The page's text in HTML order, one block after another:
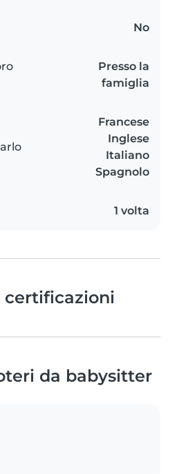
No
Presso la
famiglia
Francese
Inglese
Italiano
Spagnolo
1 volta
certificazioni
da babysitter